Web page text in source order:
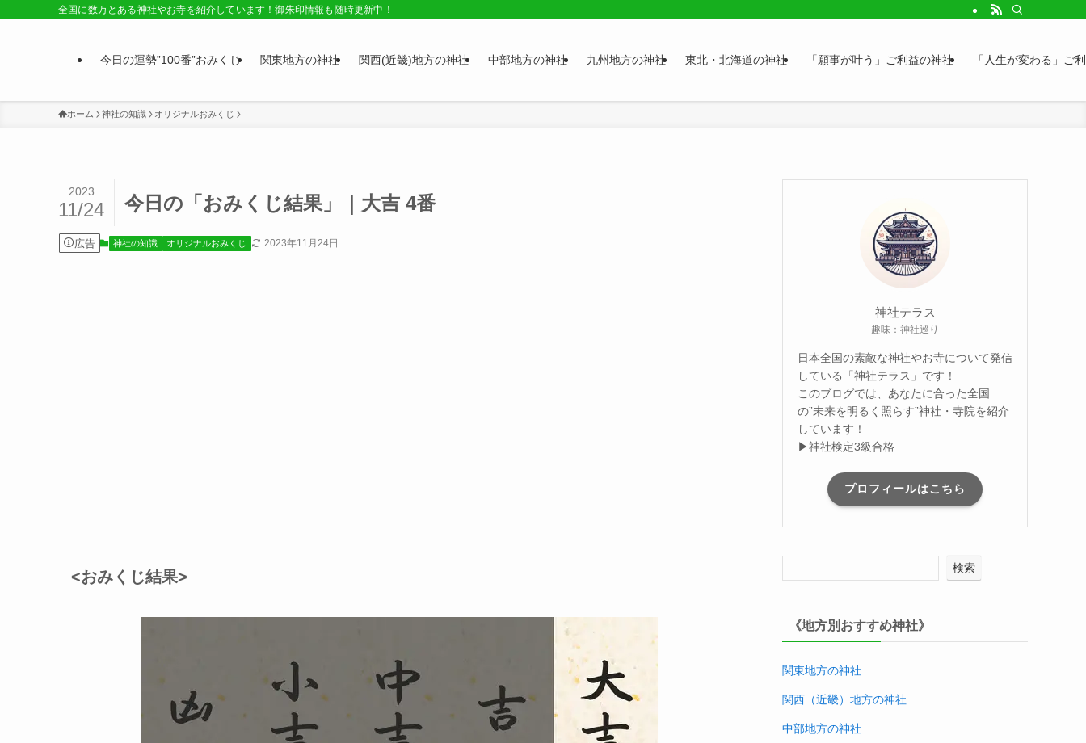
全国に数万とある神社やお寺を紹介しています！御朱印情報も随時更新中！
今日の運勢”100番”おみくじ 関東地方の神社 関西(近畿)地方の神社 中部地方の神社 九州地方の神社 東北・北海道の神社 「願事が叶う」ご利益の神社 「人生が変わる」ご
ホーム 神社の知識 オリジナルおみくじ
今日の「おみくじ結果」｜大吉 4番
2023
11/24
広告 神社の知識 オリジナルおみくじ 2023年11月24日
<おみくじ結果>
神社テラス
趣味：神社巡り
日本全国の素敵な神社やお寺について発信
している「神社テラス」です！
このブログでは、あなたに合った全国
の”未来を明るく照らす”神社・寺院を紹介
しています！
▶神社検定3級合格
プロフィールはこちら
検索
《地方別おすすめ神社》
関東地方の神社
関西（近畿）地方の神社
中部地方の神社